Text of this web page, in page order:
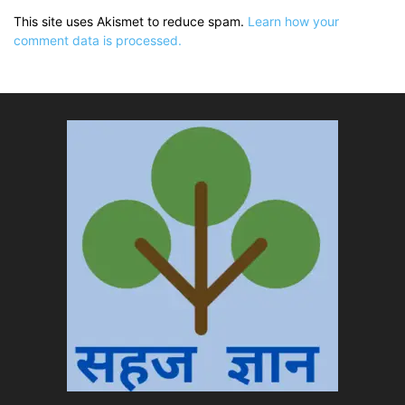
This site uses Akismet to reduce spam. Learn how your
comment data is processed.